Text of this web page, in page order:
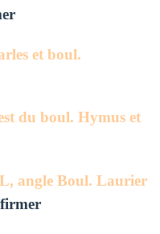
et boul.
du boul. Hymus et
angle Boul. Laurier